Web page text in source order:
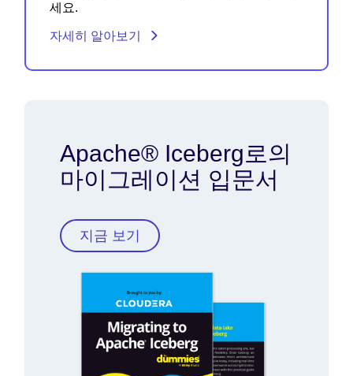
세요.
자세히 알아보기
Apache® Iceberg로의
마이그레이션 입문서
지금 보기